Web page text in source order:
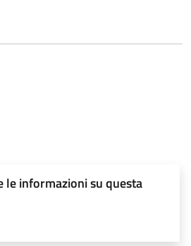
le informazioni su questa
5 stelle su 5
su 5
su 5